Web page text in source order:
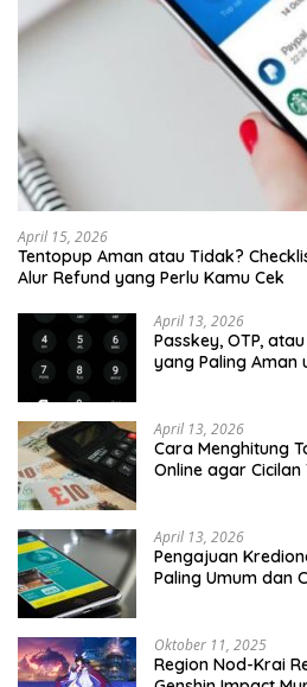
April 15, 2026
Tentopup Aman atau Tidak?
Alur Refund yang Perlu Kamu Cek
April 13, 2026
Passkey, OTP,
yang Paling Aman
April 13, 2026
Cara Menghitung
Online agar
April 13, 2026
Pengajuan
Paling Umum dan
Oktober 11, 2025
Region Nod-Krai